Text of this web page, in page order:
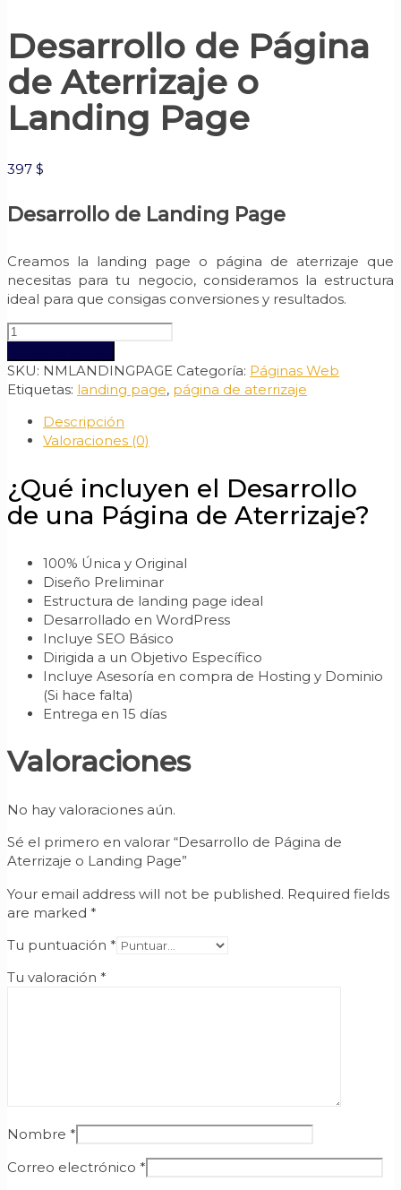
Desarrollo de Página
de Aterrizaje o
Landing Page
397 $
Desarrollo de Landing Page
Creamos la landing page o página de aterrizaje que
necesitas para tu negocio, consideramos la estructura
ideal para que consigas conversiones y resultados.
Desarrollo
Página
de
Landing
cantidad
SKU: NMLANDINGPAGE Categoría: Páginas Web
Etiquetas: landing page, página de aterrizaje
Descripción
Valoraciones (0)
¿Qué incluyen el Desarrollo
de una Página de Aterrizaje?
100% Única y Original
Diseño Preliminar
Estructura de landing page ideal
Desarrollado en WordPress
Incluye SEO Básico
Dirigida a un Objetivo Específico
Incluye Asesoría en compra de Hosting y Dominio
(Si hace falta)
Entrega en 15 días
Valoraciones
No hay valoraciones aún.
Sé el primero en valorar “Desarrollo de Página de
Aterrizaje o Landing Page”
Your email address will not be published. Required fields
are marked *
Tu puntuación *
Tu valoración *
Nombre *
Correo electrónico *